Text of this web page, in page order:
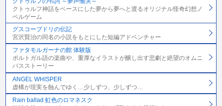
クトゥルフ神話をベースにした夢から夢へと渡るオリジナル怪奇幻想ノ
ベルゲーム
グスコーブドリの伝記
宮沢賢治の同名の小説をもとにした短編アドベンチャー
ファタモルガーナの館 体験版
ポルトガル語の楽曲や、重厚なイラストが醸し出す悲劇と絶望のオムニ
バスストーリー
ANGEL WHISPER
虚構が現実を蝕んでゆく…少しずつ、少しずつ…
Rain ballad 虹色のロマネスク